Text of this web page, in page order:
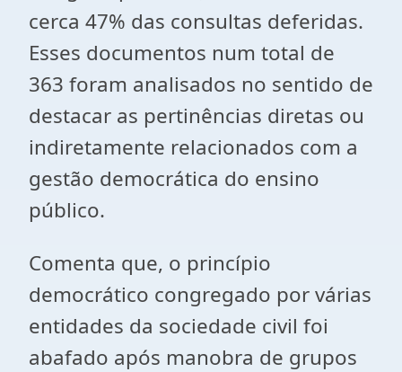
cerca 47% das consultas deferidas.
Esses documentos num total de
363 foram analisados no sentido de
destacar as pertinências diretas ou
indiretamente relacionados com a
gestão democrática do ensino
público.
Comenta que, o princípio
democrático congregado por várias
entidades da sociedade civil foi
abafado após manobra de grupos